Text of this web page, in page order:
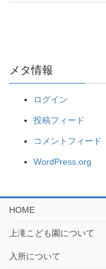
メタ情報
ログイン
投稿フィード
コメントフィード
WordPress.org
HOME
上滝こども園について
入所について